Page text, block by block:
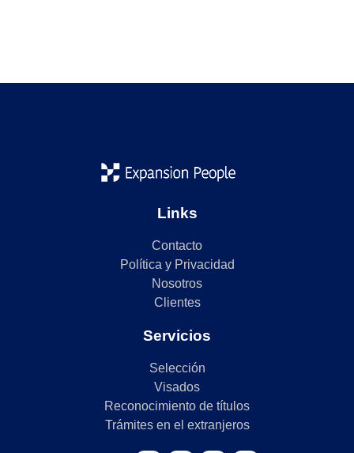
Links
Contacto
Política y Privacidad
Nosotros
Clientes
Servicios
Selección
Visados
Reconocimiento de títulos
Trámites en el extranjeros